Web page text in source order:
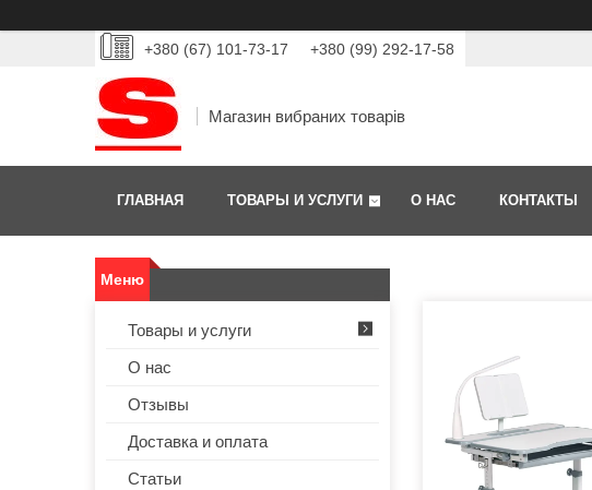
+380 (67) 101-73-17 +380 (99) 292-17-58
Магазин вибраних товарів
ГЛАВНАЯ ТОВАРЫ И УСЛУГИ О НАС КОНТАКТЫ
Товары и услуги
О нас
Отзывы
Доставка и оплата
Статьи